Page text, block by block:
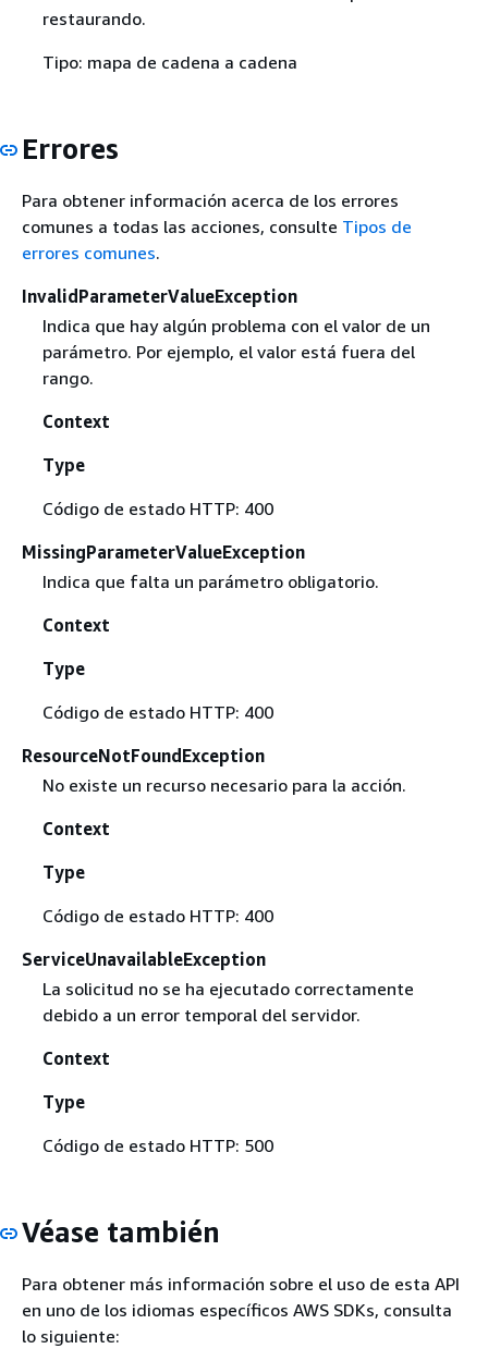
restaurando.
Tipo: mapa de cadena a cadena
Errores
Para obtener información acerca de los errores
comunes a todas las acciones, consulte Tipos de
errores comunes.
InvalidParameterValueException
Indica que hay algún problema con el valor de un
parámetro. Por ejemplo, el valor está fuera del
rango.
Context
Type
Código de estado HTTP: 400
MissingParameterValueException
Indica que falta un parámetro obligatorio.
Context
Type
Código de estado HTTP: 400
ResourceNotFoundException
No existe un recurso necesario para la acción.
Context
Type
Código de estado HTTP: 400
ServiceUnavailableException
La solicitud no se ha ejecutado correctamente
debido a un error temporal del servidor.
Context
Type
Código de estado HTTP: 500
Véase también
Para obtener más información sobre el uso de esta API
en uno de los idiomas específicos AWS SDKs, consulta
lo siguiente: